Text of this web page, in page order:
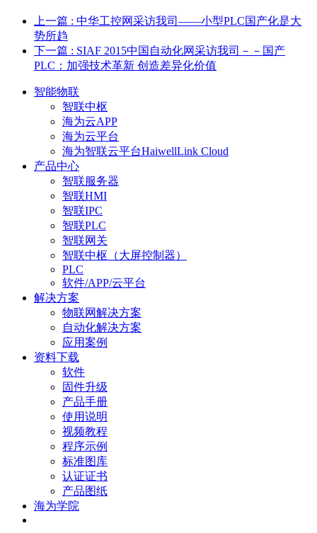
上一篇 : 中华工控网采访我司——小型PLC国产化是大
势所趋
下一篇 : SIAF 2015中国自动化网采访我司－－国产
PLC：加强技术革新 创造差异化价值
智能物联
智联中枢
海为云APP
海为云平台
海为智联云平台HaiwellLink Cloud
产品中心
智联服务器
智联HMI
智联IPC
智联PLC
智联网关
智联中枢（大屏控制器）
PLC
软件/APP/云平台
解决方案
物联网解决方案
自动化解决方案
应用案例
资料下载
软件
固件升级
产品手册
使用说明
视频教程
程序示例
标准图库
认证证书
产品图纸
海为学院